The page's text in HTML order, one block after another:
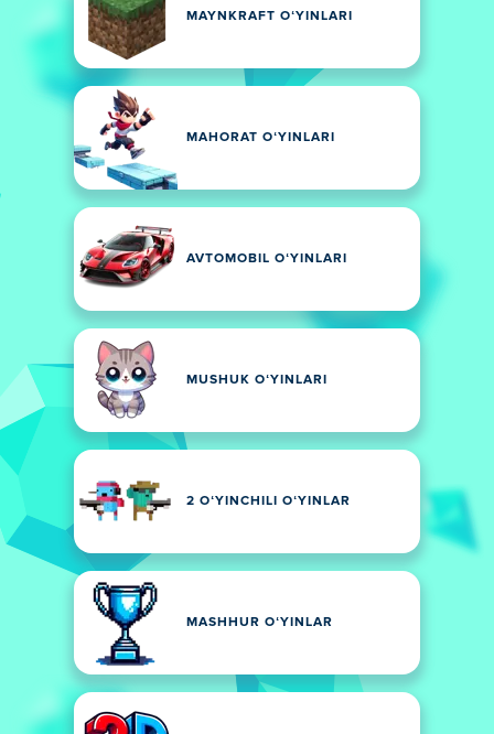
MAYNKRAFT OʻYINLARI
MAHORAT OʻYINLARI
AVTOMOBIL OʻYINLARI
MUSHUK OʻYINLARI
2 OʻYINCHILI OʻYINLAR
MASHHUR OʻYINLAR